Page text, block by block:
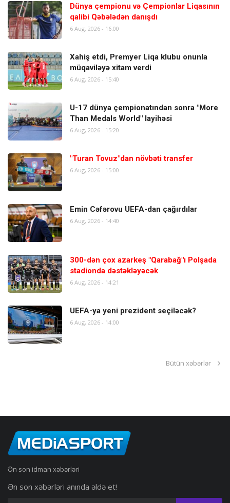
Dünya çempionu və Çempionlar Liqasının
qalibi Qəbələdən danışdı
6 Aug, 2026 - 16:00
Xahiş etdi, Premyer Liqa klubu onunla
müqaviləyə xitam verdi
6 Aug, 2026 - 15:40
U-17 dünya çempionatından sonra "More
Than Medals World" layihəsi
6 Aug, 2026 - 15:20
"Turan Tovuz"dan növbəti transfer
6 Aug, 2026 - 15:00
Emin Cəfərovu UEFA-dan çağırdılar
6 Aug, 2026 - 14:40
300-dən çox azarkeş "Qarabağ"ı Polşada
stadionda dəstəkləyəcək
6 Aug, 2026 - 14:21
UEFA-ya yeni prezident seçiləcək?
6 Aug, 2026 - 14:00
Bütün xəbərlər
Ən son idman xəbərləri
Ən son xəbərləri anında əldə et!